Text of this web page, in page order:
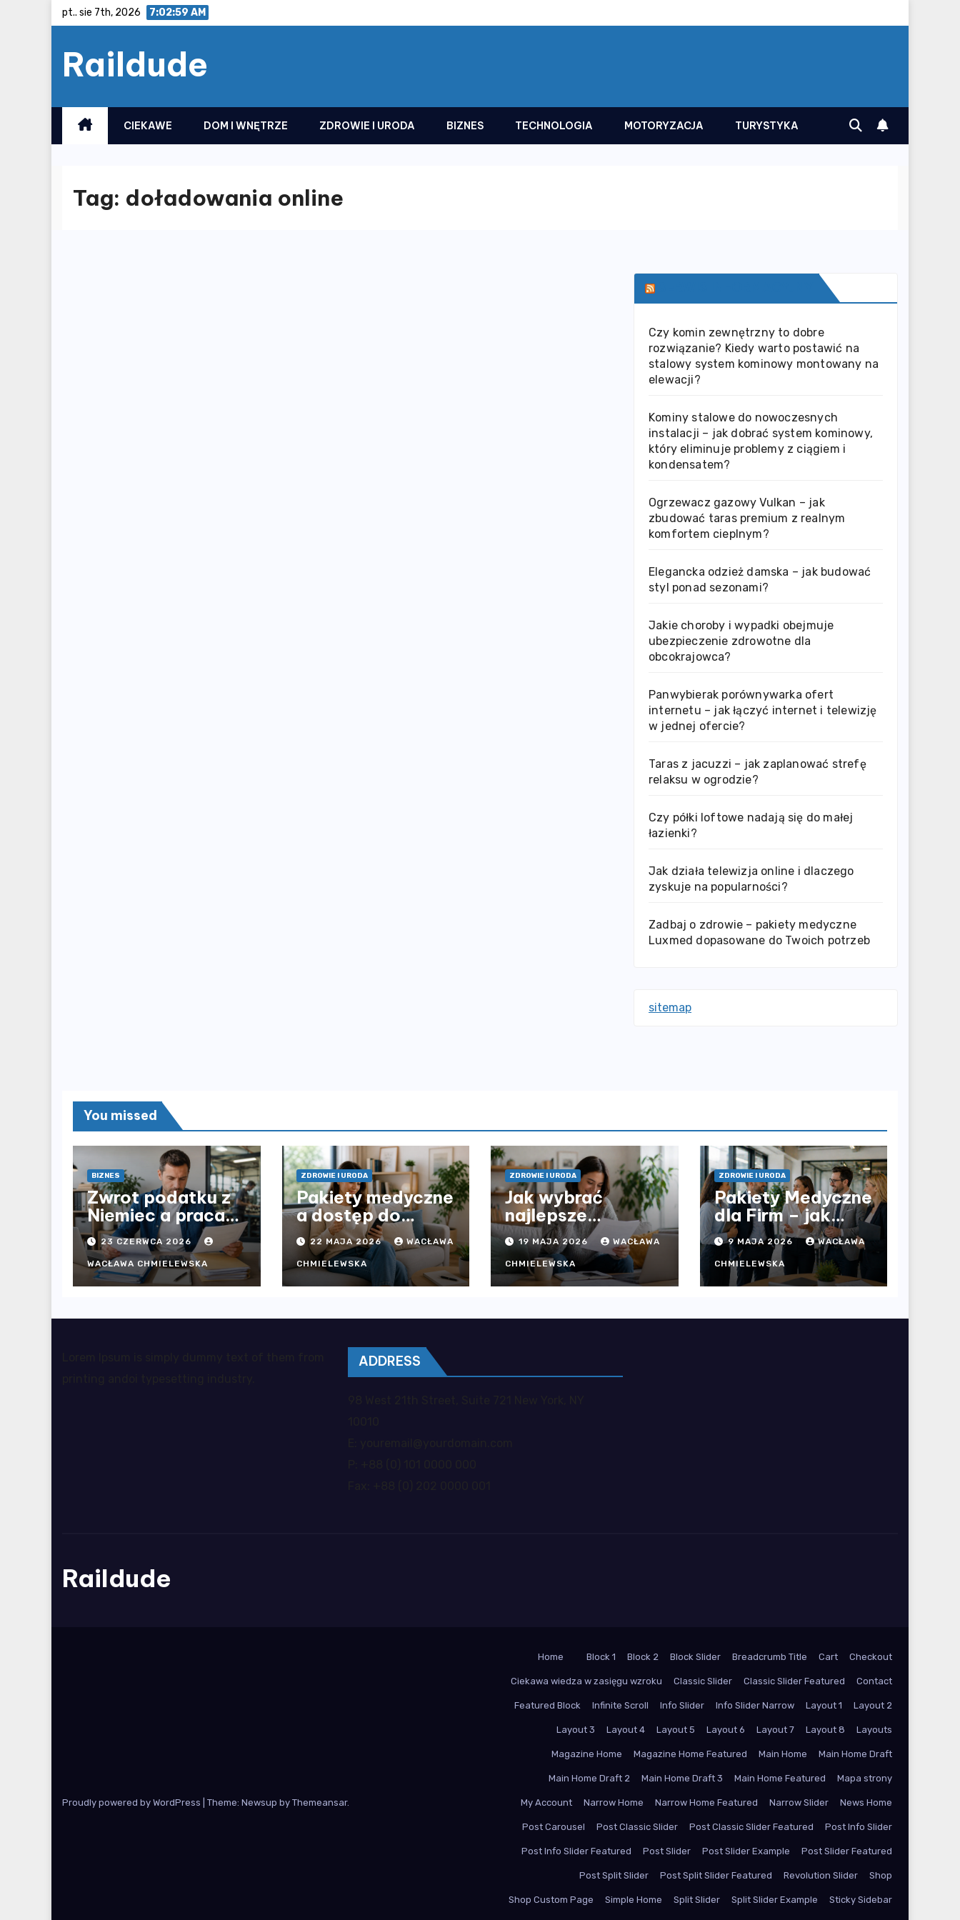
pt.. sie 7th, 2026 7:02:59 AM
Raildude
CIEKAWE DOM I WNĘTRZE ZDROWIE I URODA BIZNES TECHNOLOGIA MOTORYZACJA TURYSTYKA
Tag: doładowania online
Czy komin zewnętrzny to dobre
rozwiązanie? Kiedy warto postawić na
stalowy system kominowy montowany na
elewacji?
Kominy stalowe do nowoczesnych
instalacji – jak dobrać system kominowy,
który eliminuje problemy z ciągiem i
kondensatem?
Ogrzewacz gazowy Vulkan – jak
zbudować taras premium z realnym
komfortem cieplnym?
Elegancka odzież damska – jak budować
styl ponad sezonami?
Jakie choroby i wypadki obejmuje
ubezpieczenie zdrowotne dla
obcokrajowca?
Panwybierak porównywarka ofert
internetu – jak łączyć internet i telewizję
w jednej ofercie?
Taras z jacuzzi – jak zaplanować strefę
relaksu w ogrodzie?
Czy półki loftowe nadają się do małej
łazienki?
Jak działa telewizja online i dlaczego
zyskuje na popularności?
Zadbaj o zdrowie – pakiety medyczne
Luxmed dopasowane do Twoich potrzeb
sitemap
You missed
BIZNES
Zwrot podatku z
Niemiec a praca
przez agencję i
bezpośrednio u
pracodawcy – jak
rozliczyć oba
23 CZERWCA 2026
WACŁAWA CHMIELEWSKA
ZDROWIE I URODA
Pakiety medyczne
a dostęp do
opieki zdrowotnej
bez ograniczeń
czasowych – czy
prywatna opieka
swobodę?
22 MAJA 2026 WACŁAWA
CHMIELEWSKA
ZDROWIE I URODA
Jak wybrać
najlepsze
ubezpieczenie
komunikacyjne i
uniknąć
kosztownych
19 MAJA 2026 WACŁAWA
CHMIELEWSKA
ZDROWIE I URODA
Pakiety Medyczne
dla Firm – jak
prywatna opieka
zdrowotna
wpływa na jakość
współpracy w
9 MAJA 2026 WACŁAWA
CHMIELEWSKA
ADDRESS
Raildude
Proudly powered by WordPress Theme: Newsup by Themeansar.
Home Block 1 Block 2 Block Slider Breadcrumb Title Cart Checkout
Ciekawa wiedza w zasięgu wzroku Classic Slider Classic Slider Featured Contact
Featured Block Infinite Scroll Info Slider Info Slider Narrow Layout 1 Layout 2
Layout 3 Layout 4 Layout 5 Layout 6 Layout 7 Layout 8 Layouts
Magazine Home Magazine Home Featured Main Home Main Home Draft
Main Home Draft 2 Main Home Draft 3 Main Home Featured Mapa strony
My Account Narrow Home Narrow Home Featured Narrow Slider News Home
Post Carousel Post Classic Slider Post Classic Slider Featured Post Info Slider
Post Info Slider Featured Post Slider Post Slider Example Post Slider Featured
Post Split Slider Post Split Slider Featured Revolution Slider Shop
Shop Custom Page Simple Home Split Slider Split Slider Example Sticky Sidebar